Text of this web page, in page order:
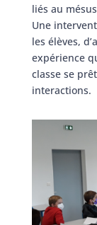
liés au
Une
les élèves,
expérience
classe se
interactions.